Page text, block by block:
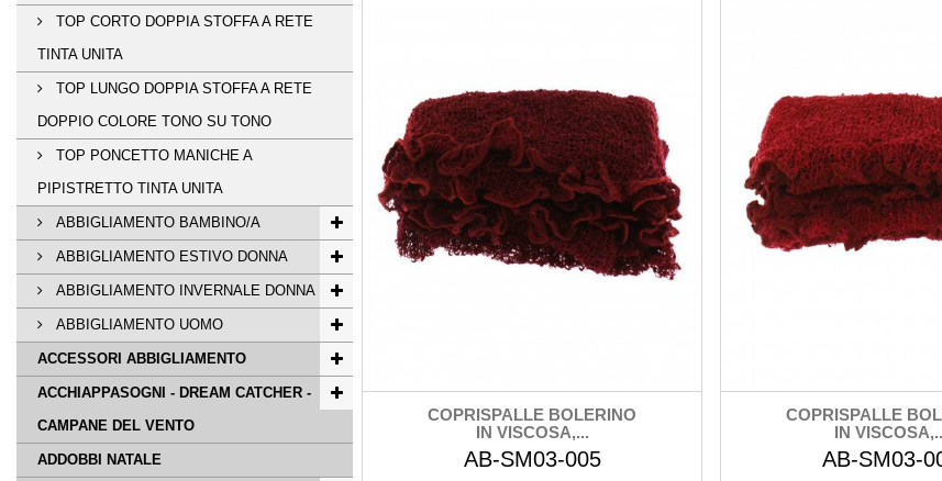
TOP CORTO DOPPIA STOFFA A RETE
TINTA UNITA
TOP LUNGO DOPPIA STOFFA A RETE
DOPPIO COLORE TONO SU TONO
TOP PONCETTO MANICHE A
PIPISTRETTO TINTA UNITA
ABBIGLIAMENTO BAMBINO/A
ABBIGLIAMENTO ESTIVO DONNA
ABBIGLIAMENTO INVERNALE DONNA
ABBIGLIAMENTO UOMO
ACCESSORI ABBIGLIAMENTO
ACCHIAPPASOGNI - DREAM CATCHER -
CAMPANE DEL VENTO
ADDOBBI NATALE
COPRISPALLE BOLERINO
IN VISCOSA,...
AB-SM03-005
COPRISPALLE
IN
AB-SM03-